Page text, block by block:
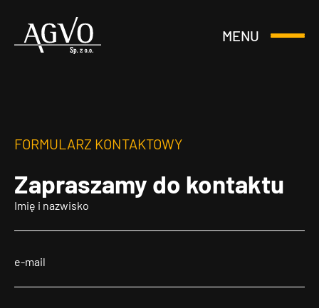
Header
MENU
Otwórz
FORMULARZ KONTAKTOWY
Zapraszamy do kontaktu